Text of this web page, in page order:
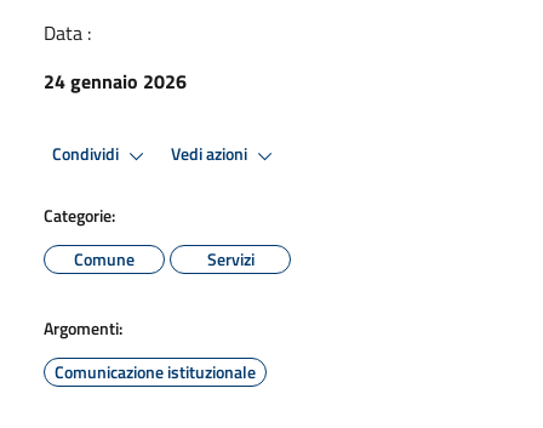
Data :
24 gennaio 2026
Condividi Vedi azioni
Categorie:
Comune
Servizi
Argomenti:
Comunicazione istituzionale